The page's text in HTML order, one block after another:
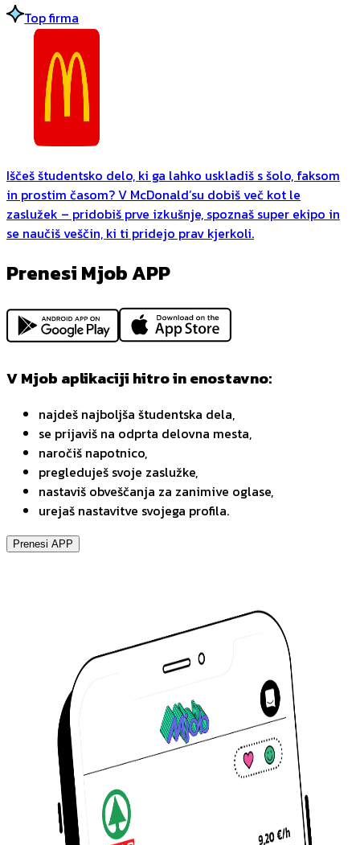
Top firma
Iščeš študentsko delo, ki ga lahko uskladiš s šolo, faksom
in prostim časom? V McDonald’su dobiš več kot le
zaslužek – pridobiš prve izkušnje, spoznaš super ekipo in
se naučiš veščin, ki ti pridejo prav kjerkoli.
Prenesi Mjob APP
V Mjob aplikaciji hitro in enostavno:
najdeš najboljša študentska dela,
se prijaviš na odprta delovna mesta,
naročiš napotnico,
pregleduješ svoje zaslužke,
nastaviš obveščanja za zanimive oglase,
urejaš nastavitve svojega profila.
Prenesi APP